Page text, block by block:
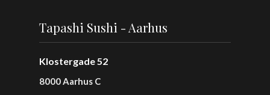
Tapashi Sushi - Aarhus
Klostergade 52
8000 Aarhus C